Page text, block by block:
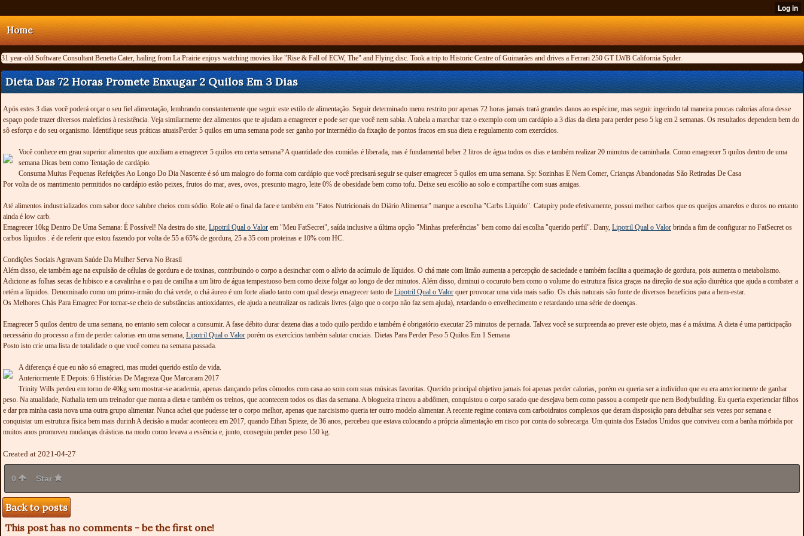
Home
31 year-old Software Consultant Benetta Cater, hailing from La Prairie enjoys watching movies like "Rise & Fall of ECW, The" and Flying disc. Took a trip to Historic Centre of Guimarães and drives a Ferrari 250 GT LWB California Spider.
Dieta Das 72 Horas Promete Enxugar 2 Quilos Em 3 Dias
Após estes 3 dias você poderá orçar o seu fiel alimentação, lembrando constantemente que seguir este estilo de alimentação. Seguir determinado menu restrito por apenas 72 horas jamais trará grandes danos ao espécime, mas seguir ingerindo tal maneira poucas calorias afora desse
espaço pode trazer diversos malefícios à resistência. Veja similarmente dez alimentos que te ajudam a emagrecer e pode ser que você nem sabia. A tabela a marchar traz o exemplo com um cardápio a 3 dias da dieta para perder peso 5 kg em 2 semanas. Os resultados dependem bem do
sô esforço e do seu organismo. Identifique seus práticas atuaisPerder 5 quilos em uma semana pode ser ganho por intermédio da fixação de pontos fracos em sua dieta e regulamento com exercícios.
Você conhece em grau superior alimentos que auxiliam a emagrecer 5 quilos em certa semana? A quantidade dos comidas é liberada, mas é fundamental beber 2 litros de água todos os dias e também realizar 20 minutos de caminhada. Como emagrecer 5 quilos dentro de uma
semana Dicas bem como Tentação de cardápio.
Consuma Muitas Pequenas Refeições Ao Longo Do Dia Nascente é só um malogro do forma com cardápio que você precisará seguir se quiser emagrecer 5 quilos em uma semana. Sp: Sozinhas E Nem Comer, Crianças Abandonadas São Retiradas De Casa
Por volta de os mantimento permitidos no cardápio estão peixes, frutos do mar, aves, ovos, presunto magro, leite 0% de obesidade bem como tofu. Deixe seu escólio ao solo e compartilhe com suas amigas.
Até alimentos industrializados com sabor doce salubre cheios com sódio. Role até o final da face e também em "Fatos Nutricionais do Diário Alimentar" marque a escolha "Carbs Líquido". Catupiry pode efetivamente, possui melhor carbos que os queijos amarelos e duros no entanto
ainda é low carb.
Emagrecer 10kg Dentro De Uma Semana: É Possível! Na destra do site, Lipotril Qual o Valor em "Meu FatSecret", saída inclusive a última opção "Minhas preferências" bem como daí escolha "querido perfil". Dany, Lipotril Qual o Valor brinda a fim de configurar no FatSecret os
carbos líquidos . é de referir que estou fazendo por volta de 55 a 65% de gordura, 25 a 35 com proteinas e 10% com HC.
Condições Sociais Agravam Saúde Da Mulher Serva No Brasil
Além disso, ele também age na expulsão de células de gordura e de toxinas, contribuindo o corpo a desinchar com o alívio da acúmulo de líquidos. O chá mate com limão aumenta a percepção de saciedade e também facilita a queimação de gordura, pois aumenta o metabolismo.
Adicione as folhas secas de hibisco e a cavalinha e o pau de canilha a um litro de água tempestuoso bem como deixe folgar ao longo de dez minutos. Além disso, diminui o cocuruto bem como o volume do estrutura física graças na direção de sua ação diurética que ajuda a combater a
retém a líquidos. Denominado como um primo-irmão do chá verde, o chá áureo é um forte aliado tanto com qual deseja emagrecer tanto de Lipotril Qual o Valor quer provocar uma vida mais sadio. Os chás naturais são fonte de diversos benefícios para a bem-estar.
Os Melhores Chás Para Emagrec Por tornar-se cheio de substâncias antioxidantes, ele ajuda a neutralizar os radicais livres (algo que o corpo não faz sem ajuda), retardando o envelhecimento e retardando uma série de doenças.
Emagrecer 5 quilos dentro de uma semana, no entanto sem colocar a consumir. A fase débito durar dezena dias a todo quilo perdido e também é obrigatório executar 25 minutos de pernada. Talvez você se surpreenda ao prever este objeto, mas é a máxima. A dieta é uma participação
necessário do processo a fim de perder calorias em uma semana, Lipotril Qual o Valor porém os exercícios também salutar cruciais. Dietas Para Perder Peso 5 Quilos Em 1 Semana
Posto isto crie uma lista de totalidade o que você comeu na semana passada.
A diferença é que eu não só emagreci, mas mudei querido estilo de vida.
Anteriormente E Depois: 6 Histórias De Magreza Que Marcaram 2017
Trinity Wills perdeu em torno de 40kg sem mostrar-se academia, apenas dançando pelos cômodos com casa ao som com suas músicas favoritas. Querido principal objetivo jamais foi apenas perder calorias, porém eu queria ser a indivíduo que eu era anteriormente de ganhar
peso. Na atualidade, Nathalia tem um treinador que monta a dieta e também os treinos, que acontecem todos os dias da semana. A blogueira trincou a abdômen, conquistou o corpo sarado que desejava bem como passou a competir que nem Bodybuilding. Eu queria experienciar filhos
e dar pra minha casta nova uma outra grupo alimentar. Nunca achei que pudesse ter o corpo melhor, apenas que narcisismo queria ter outro modelo alimentar. A recente regime contava com carboidratos complexos que deram disposição para debulhar seis vezes por semana e
conquistar um estrutura física bem mais durinh A decisão a mudar aconteceu em 2017, quando Ethan Spieze, de 36 anos, percebeu que estava colocando a própria alimentação em risco por conta do sobrecarga. Um quinta dos Estados Unidos que conviveu com a banha mórbida por
muitos anos promoveu mudanças drásticas na modo como levava a essência e, junto, conseguiu perder peso 150 kg.
Created at 2021-04-27
0 Star
Back to posts
This post has no comments - be the first one!